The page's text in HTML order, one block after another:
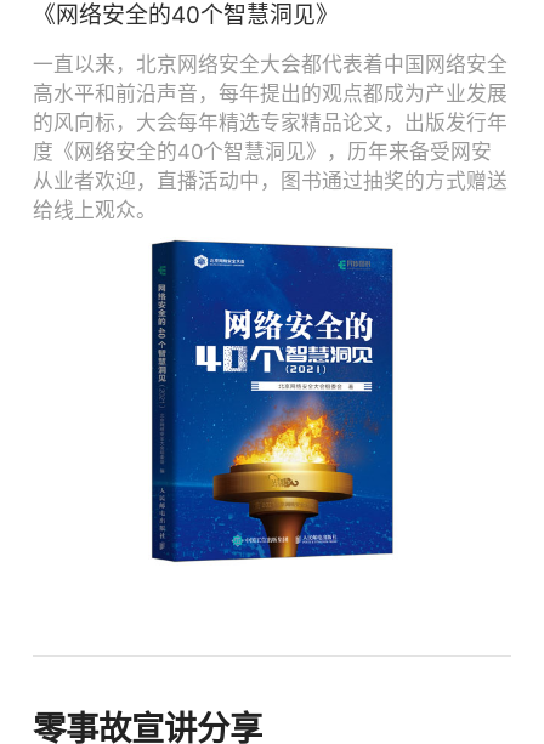
《网络安全的40个智慧洞见》
一直以来，北京网络安全大会都代表着中国网络安全
高水平和前沿声音，每年提出的观点都成为产业发展
的风向标，大会每年精选专家精品论文，出版发行年
度《网络安全的40个智慧洞见》，历年来备受网安
从业者欢迎，直播活动中，图书通过抽奖的方式赠送
给线上观众。
零事故宣讲分享